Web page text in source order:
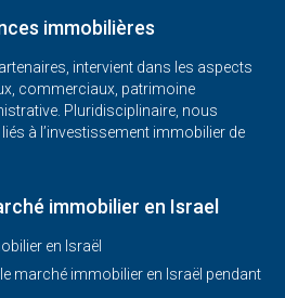
immobilières
intervient dans les aspects
commerciaux, patrimoine
Pluridisciplinaire, nous
à l’investissement immobilier de
immobilier en Israel
en Israël
marché immobilier en Israël pendant